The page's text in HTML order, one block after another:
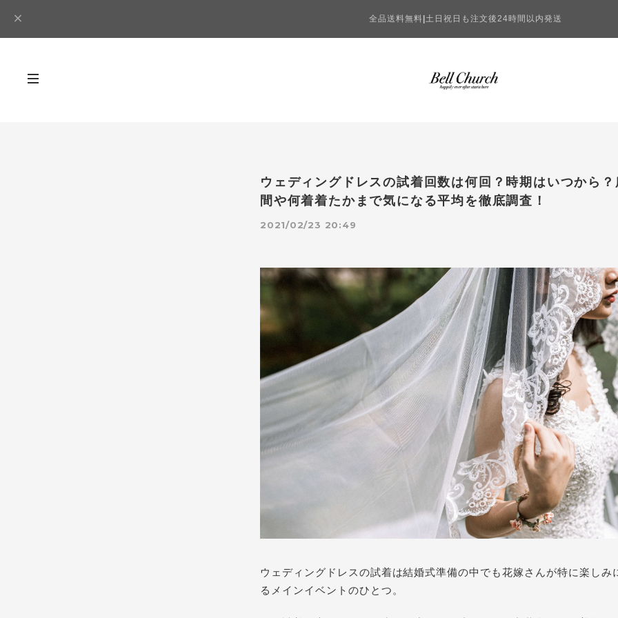
全品送料無料 土日祝日も注文後24時間以内発送
ウェディングドレスの試着回数は何回？時期はいつから
間や何着着たかまで気になる平均を徹底調査！
2021/02/23 20:49
ウェディングドレスの試着は結婚式準備の中でも花嫁さんが特に楽しみ
るメインイベントのひとつ。